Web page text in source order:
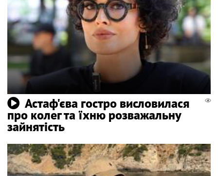
Астаф'єва гостро висловилася
про колег та їхню розважальну
зайнятість